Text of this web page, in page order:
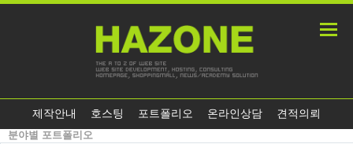
제작안내 호스팅 포트폴리오 온라인상담 견적의뢰
분야별 포트폴리오